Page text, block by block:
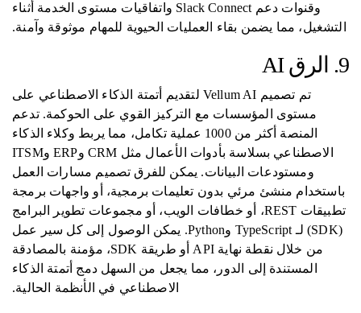
وقنوات دعم Slack Connect واتفاقيات مستوى الخدمة أثناء
التشغيل، مما يضمن بقاء العمليات الحيوية للمهام موثوقة وآمنة.
9. الرق AI
تم تصميم Vellum AI لتقديم أتمتة الذكاء الاصطناعي على
مستوى المؤسسات مع التركيز القوي على الحوكمة. تدعم
المنصة أكثر من 1000 عملية تكامل، مما يربط وكلاء الذكاء
الاصطناعي بسلاسة بأدوات الأعمال مثل CRM وERP وITSM
ومستودعات البيانات. يمكن للفرق تصميم مسارات العمل
باستخدام منشئ مرئي بدون تعليمات برمجية، أو واجهات برمجة
تطبيقات REST، أو خطافات الويب، أو مجموعات تطوير البرامج
(SDK) لـ TypeScript وPython. يمكن الوصول إلى كل سير عمل
من خلال نقطة نهاية API أو طريقة SDK، مؤمنة بالمصادقة
المستندة إلى الدور، مما يجعل من السهل دمج أتمتة الذكاء
الاصطناعي في الأنظمة الحالية.